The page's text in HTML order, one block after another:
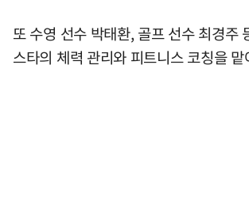
또 수영 선수 박태환, 골프 선수 최경주
스타의 체력 관리와 피트니스 코칭을 맡